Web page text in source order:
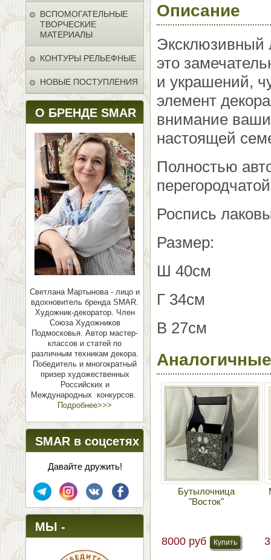
ВСПОМОГАТЕЛЬНЫЕ
ТВОРЧЕСКИЕ
МАТЕРИАЛЫ
КОНТУРЫ РЕЛЬЕФНЫЕ
НОВЫЕ ПОСТУПЛЕНИЯ
О БРЕНДЕ SMAR
Светлана Мартынова - лицо и
вдохновитель бренда SMAR.
Художник-декоратор. Член
Союза Художников
Подмосковья. Автор мастер-
классов и статей по
различным техникам декора.
Победитель и многократный
призер художественных
Российских и
Международных конкурсов.
Подробнее>>>
SMAR в соцсетях
Давайте дружить!
МЫ -
ПОБЕДИТЕЛИ!
Описание
Эксклюзивный
это
и украшений,
элемент
внимание
настоящей
Полностью
Роспись
Размер:
Ш 40см
Г 34см
В 27см
Бутылочница
"Восток"
8000 руб